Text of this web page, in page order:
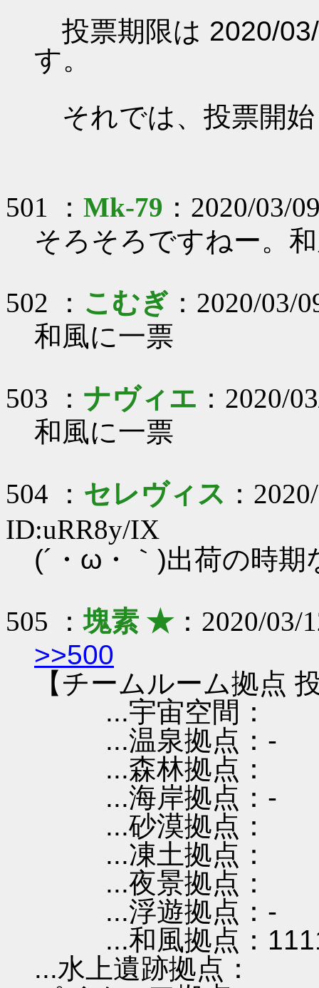
投票期限は 2020/
す。
それでは、投票開
501 ： Mk-79 ：2020/03/
そろそろですねー。
502 ： こむぎ ：2020/03/
和風に一票
503 ： ナヴィエ ：2020/
和風に一票
504 ： セレヴィス ：
ID:uRR8y/IX
(´・ω・｀)出荷の時
505 ：塊素 ★：2020/03/
>>500
【チームルーム拠点
...宇宙空間：
...温泉拠点：-
...森林拠点：
...海岸拠点：-
...砂漠拠点：
...凍土拠点：
...夜景拠点：
...浮遊拠点：-
...和風拠点：
...水上遺跡拠点：